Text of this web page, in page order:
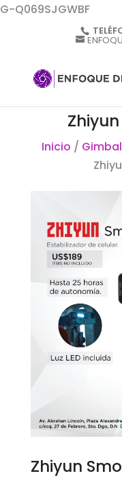
G-Q069SJGWBF
Inicio /
Zhiyun